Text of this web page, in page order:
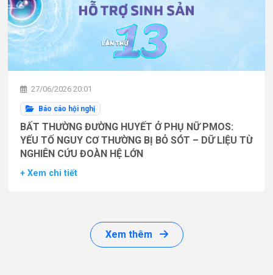
27/06/2026 20:01
Báo cáo hội nghị
BẤT THƯỜNG ĐƯỜNG HUYẾT Ở PHỤ NỮ PMOS:
YẾU TỐ NGUY CƠ THƯỜNG BỊ BỎ SÓT – DỮ LIỆU TỪ
NGHIÊN CỨU ĐOÀN HỆ LỚN
+ Xem chi tiết
Xem thêm